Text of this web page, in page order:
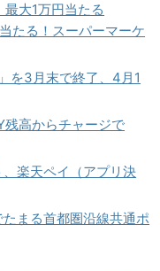
大1万円当たる
たる！スーパーマーケ
を3月末で終了、4月1
高からチャージで
楽天ペイ（アプリ決
まる首都圏沿線共通ポ